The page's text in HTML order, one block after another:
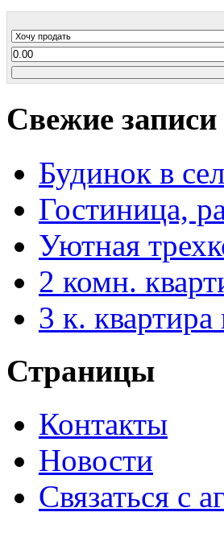
Свежие записи
Будинок в
Гостиница,
Уютная
2 комн.
3 к.
Страницы
Контакты
Новости
Связаться с